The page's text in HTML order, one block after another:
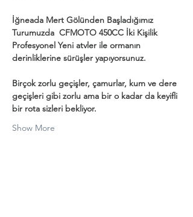
İğneada Mert Gölünden Başladığımız
Turumuzda  CFMOTO 450CC İki Kişilik
Profesyonel Yeni atvler ile ormanın
derinliklerine sürüşler yapıyorsunuz.
Birçok zorlu geçişler, çamurlar, kum ve dere
geçişleri gibi zorlu ama bir o kadar da keyifli
bir rota sizleri bekliyor.
Show More